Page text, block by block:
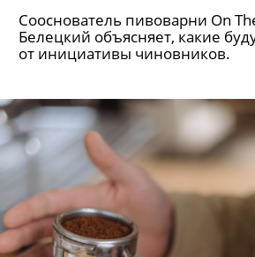
Сооснователь пивоварни On
Белецкий объясняет, какие
от инициативы чиновников.